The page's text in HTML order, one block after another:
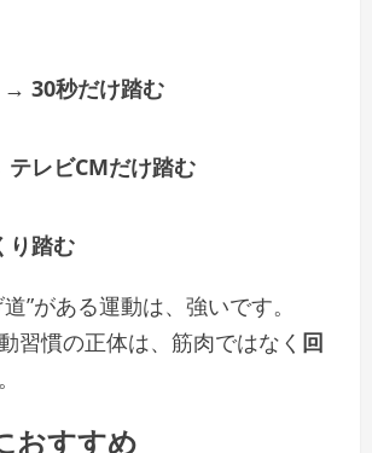
→ 30秒だけ踏む
レビCMだけ踏む
り踏む
”がある運動は、強いです。
習慣の正体は、筋肉ではなく 回
おすすめ